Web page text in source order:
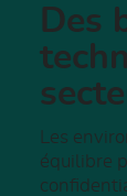
Des
Les
équilibre